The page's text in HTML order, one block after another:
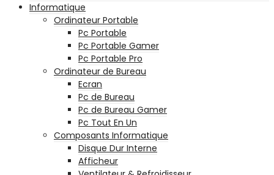
Informatique
Ordinateur Portable
Pc Portable
Pc Portable Gamer
Pc Portable Pro
Ordinateur de Bureau
Ecran
Pc de Bureau
Pc de Bureau Gamer
Pc Tout En Un
Composants Informatique
Disque Dur Interne
Afficheur